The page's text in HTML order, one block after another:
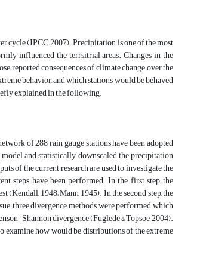
cycle (IPCC, 2007). Precipitation is one of the most
influenced the terrsitrial areas. Changes in the
reported consequences of climate change over the
behavior, and which stations would be behaved
explained in the following.
of 288 rain gauge stations have been adopted
and statistically downscaled the precipitation
of the current research are used to investigate the
steps have been performed. In the first step, the
1948; Mann, 1945). In the second step, the
three divergence methods were performed which
Shannon divergence (Fuglede & Topsoe, 2004).
examine how would be distributions of the extreme